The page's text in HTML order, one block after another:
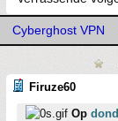
Cyberghost VPN
Firuze60
Op